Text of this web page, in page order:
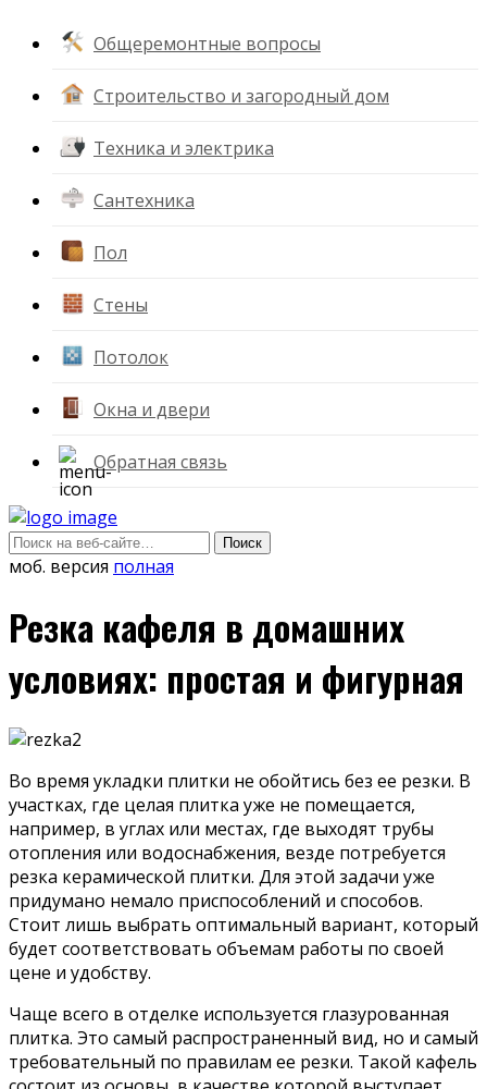
Общеремонтные вопросы
Строительство и загородный дом
Техника и электрика
Сантехника
Пол
Стены
Потолок
Окна и двери
Обратная связь
моб. версия полная
Резка кафеля в домашних
условиях: простая и фигурная
Во время укладки плитки не обойтись без ее резки. В
участках, где целая плитка уже не помещается,
например, в углах или местах, где выходят трубы
отопления или водоснабжения, везде потребуется
резка керамической плитки. Для этой задачи уже
придумано немало приспособлений и способов.
Стоит лишь выбрать оптимальный вариант, который
будет соответствовать объемам работы по своей
цене и удобству.
Чаще всего в отделке используется глазурованная
плитка. Это самый распространенный вид, но и самый
требовательный по правилам ее резки. Такой кафель